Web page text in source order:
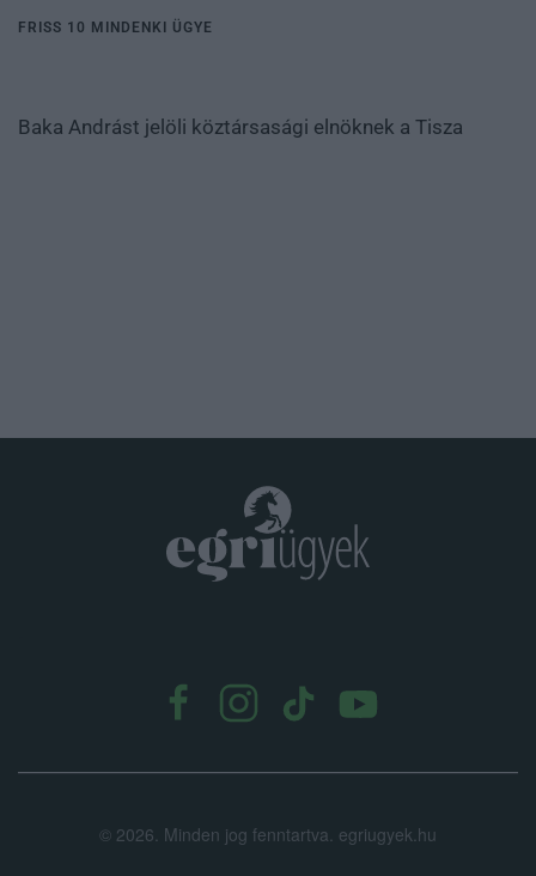
FRISS 10 MINDENKI ÜGYE
Baka Andrást jelöli köztársasági elnöknek a Tisza
© 2026. Minden jog fenntartva. egriugyek.hu